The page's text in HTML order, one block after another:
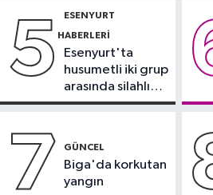
yaklaşık 30
attı
5 ESENYURT
HABERLERI
Esenyurt'ta
husumetli iki grup
arasında silahlı
kavga
7 GÜNCEL
Biga'da korkutan
yangın